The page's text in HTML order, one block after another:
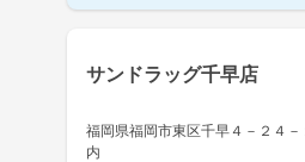
サンドラッグ千早店
福岡県福岡市東区千早４－２４
内